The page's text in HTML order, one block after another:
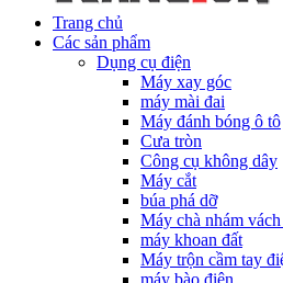
Trang chủ
Các sản phẩm
Dụng cụ điện
Máy xay góc
máy mài đai
Máy đánh bóng ô tô
Cưa tròn
Công cụ không dây
Máy cắt
búa phá dỡ
Máy chà nhám
máy khoan đất
Máy trộn cầm tay
máy bào điện